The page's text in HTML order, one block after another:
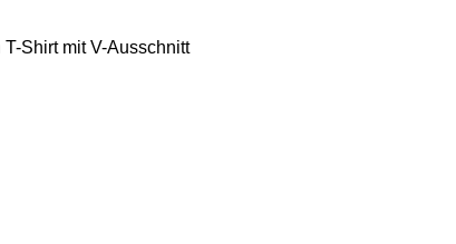
Shirt mit V-Ausschnitt